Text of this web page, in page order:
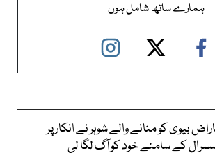
ہمارے ساتھ شامل ہوں
بیوی کو منانے والے شوہر نے انکار پر
کے سامنے خود کو آگ لگا لی